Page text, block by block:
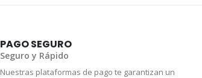
PAGO SEGURO
Seguro y Rápido
Nuestras plataformas de pago te garantizan un